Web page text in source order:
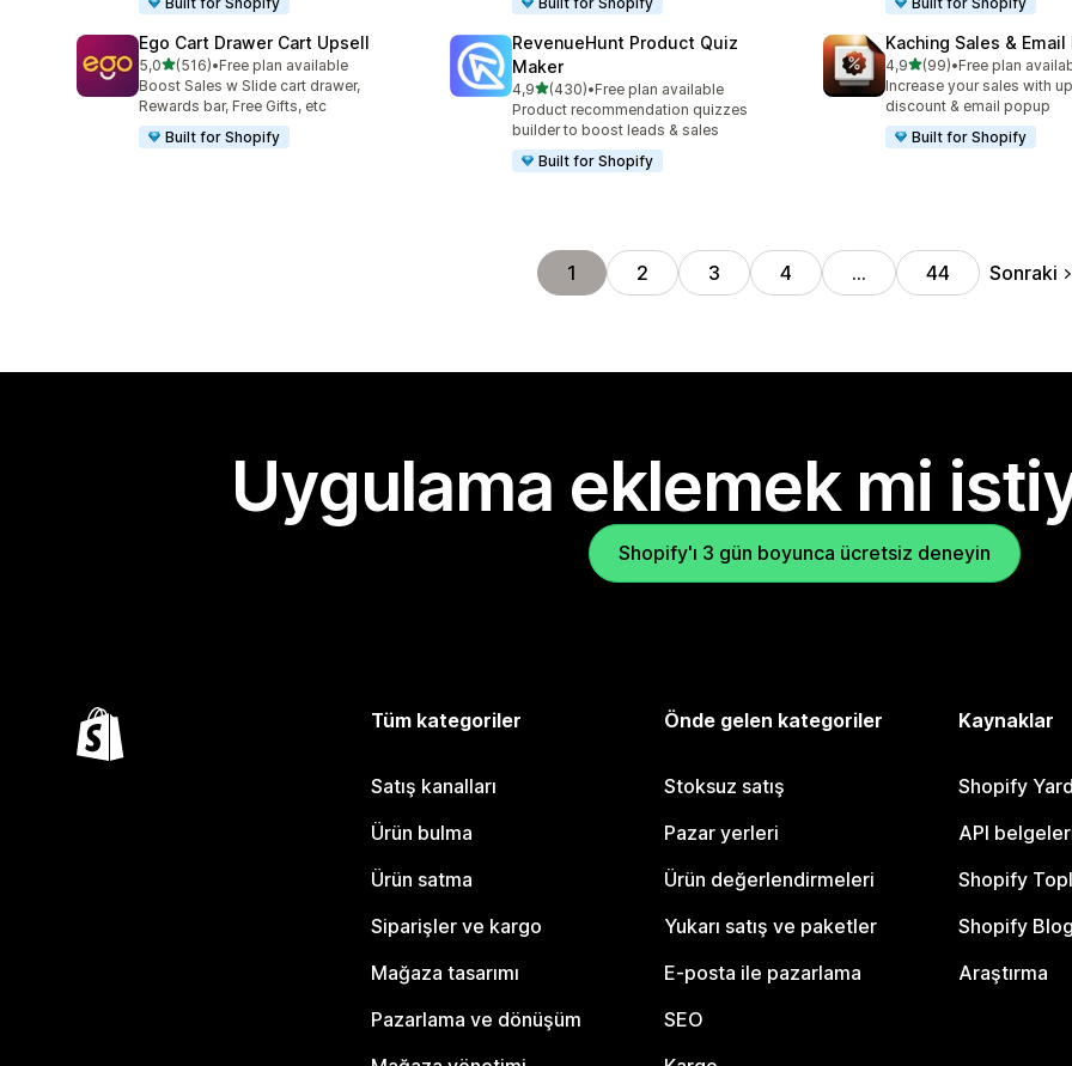
Ego Cart Drawer Cart Upsell
5,05 yıldız üzerinden
(516)
toplam 516 değerlendirme
•Free plan available
Boost Sales w Slide cart drawer,
Rewards bar, Free Gifts, etc
Built for Shopify
RevenueHunt Product Quiz
Maker
4,95 yıldız üzerinden
(430)
toplam 430 değerlendirme
•Free plan available
Product recommendation quizzes
builder to boost leads & sales
Built for Shopify
Kaching Sales & Email
4,95 yıldız üzerinden
(99)
toplam 99 değerlendirme
•Free plan
Increase your sales with
discount & email popup
Built for Shopify
1 2 3 4 … 44 Sonraki
Uygulama eklemek mi
Shopify'ı 3 gün boyunca ücretsiz deneyin
Tüm kategoriler
Satış kanalları
Ürün bulma
Ürün satma
Siparişler ve kargo
Mağaza tasarımı
Pazarlama ve dönüşüm
Önde gelen kategoriler
Stoksuz satış
Pazar yerleri
Ürün değerlendirmeleri
Yukarı satış ve paketler
E-posta ile pazarlama
SEO
Kaynaklar
Shopify
API
Shopify
Shopify
Araştırma